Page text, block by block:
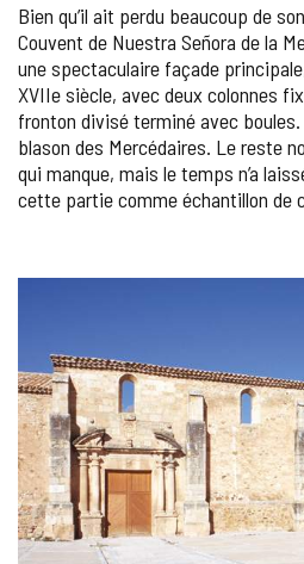
Bien qu’il ait perdu beaucoup de
Couvent de Nuestra Señora de la
une spectaculaire façade
XVIIe siècle, avec deux colonnes
fronton divisé terminé avec
blason des Mercédaires. Le reste
qui manque, mais le temps n’a
cette partie comme échantillon de
DES
IMAGES